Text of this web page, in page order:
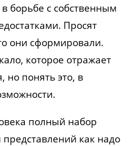
борьбе с собственным
Просят
они сформировали.
которое отражает
но понять это, в
полный набор
как надо